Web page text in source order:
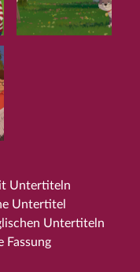
Untertiteln
Untertitel
Untertiteln
Fassung